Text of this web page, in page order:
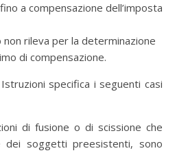
a compensazione dell’imposta
rileva per la determinazione
di compensazione.
specifica i seguenti casi
di fusione o di scissione che
dei soggetti preesistenti, sono